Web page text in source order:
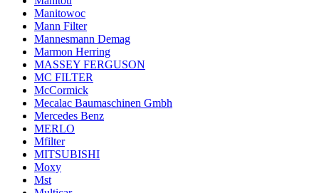
Manitowoc
Mann Filter
Mannesmann Demag
Marmon Herring
MASSEY FERGUSON
MC FILTER
McCormick
Mecalac Baumaschinen Gmbh
Mercedes Benz
MERLO
Mfilter
MITSUBISHI
Moxy
Mst